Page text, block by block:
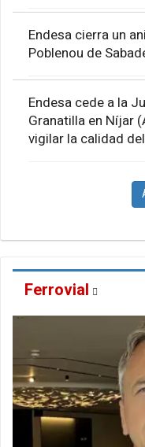
Endesa cierra un
Poblenou de
Endesa cede a la
Granatilla en Níjar
vigilar la calidad
Ferrovial